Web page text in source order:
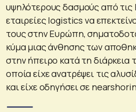
υψηλότερους δασμούς από τις
εταιρείες logistics να
τους στην Ευρώπη,
κύμα μιας άνθησης των
στην ήπειρο κατά τη διάρκεια
οποία είχε ανατρέψει τις
και είχε οδηγήσει σε